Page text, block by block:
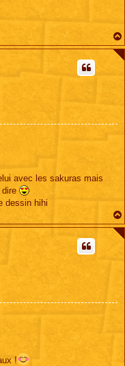
avec les sakuras mais
dessin hihi
!